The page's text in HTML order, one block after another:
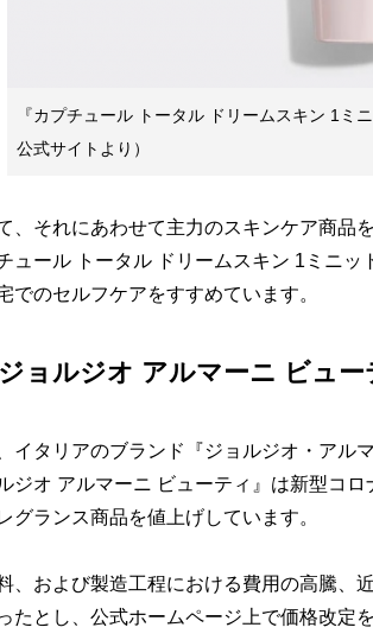
『カプチュール トータル ドリームスキン 1ミ
公式サイトより）
、それにあわせて主力のスキンケア商品
チュール トータル ドリームスキン 1ミニ
でのセルフケアをすすめています。
ジョルジオ アルマーニ ビュ
イタリアのブランド『ジョルジオ・アル
ルジオ アルマーニ ビューティ』は新型コ
グランス商品を値上げしています。
、および製造工程における費用の高騰、
たとし、公式ホームページ上で価格改定を